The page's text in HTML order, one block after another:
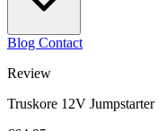
Blog Contact
Review
Truskore 12V Jumpstarter